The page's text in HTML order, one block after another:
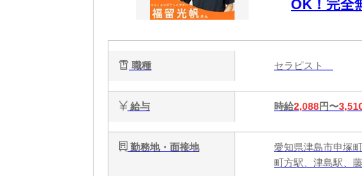
OK！完全
職種 セラピスト
給与 時給2,088円〜
勤務地・面接地
愛知県津島市申塚
町方駅、津島駅、